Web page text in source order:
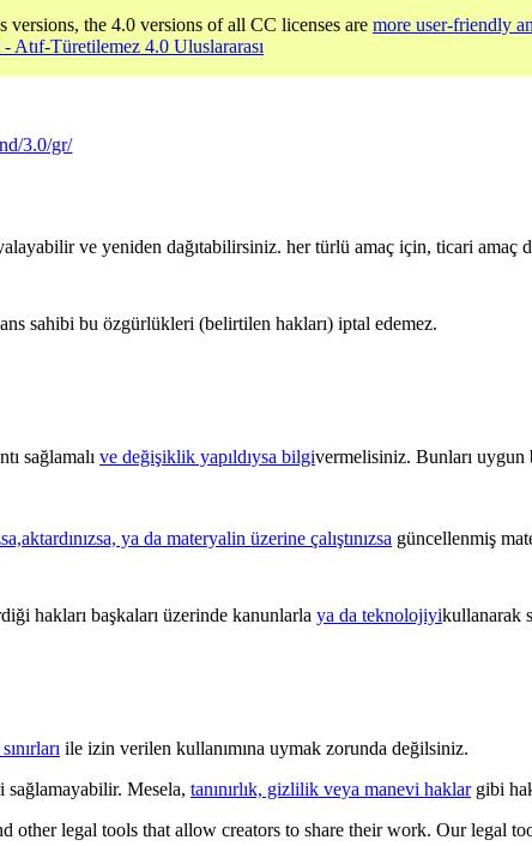
the 4.0 versions of all CC licenses are more user-friendly
- Atıf-Türetilemez 4.0 Uluslararası
3.0/gr/
ve yeniden dağıtabilirsiniz. her türlü amaç için, ticari amaç
sahibi bu özgürlükleri (belirtilen hakları) iptal edemez.
sağlamalı ve değişiklik yapıldıysa bilgivermelisiniz. Bunları
ya da materyalin üzerine çalıştınızsa güncellenmiş
hakları başkaları üzerinde kanunlarla ya da teknolojiyikullanarak
ile izin verilen kullanımına uymak zorunda değilsiniz.
sağlamayabilir. Mesela, tanınırlık, gizlilik veya manevi haklargibi
other legal tools that allow creators to share their work. Our legal